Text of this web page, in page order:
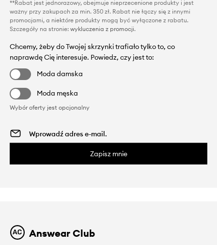
**Rabat jest jednorazowy, obejmuje nieprzecenione produkty i jest
ważny przy zakupach za min. 350 zł. Rabat nie łączy się z innymi
promocjami, a niektóre produkty mogą być wyłączone z rabatu.
Szczegóły na stronie: wykluczenia z promocji.
Chcemy, żeby do Twojej skrzynki trafiało tylko to, co
naprawdę Cię interesuje. Powiedz, czy jest to:
Moda damska
Moda męska
Wybór oferty jest opcjonalny
Zapisz mnie
Answear Club